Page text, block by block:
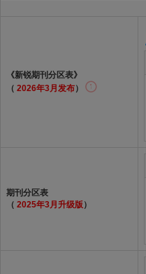
《新锐期刊分区表》
（ 2026年3月发布）
期刊分区表
（ 2025年3月升级版 ）